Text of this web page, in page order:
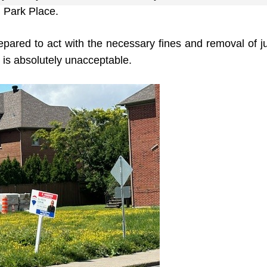
Park Place.
to act with the necessary fines and removal of
absolutely unacceptable.